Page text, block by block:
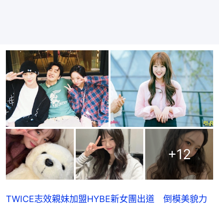
+12
TWICE志效親妹加盟HYBE新女團出道 倒模美貌力